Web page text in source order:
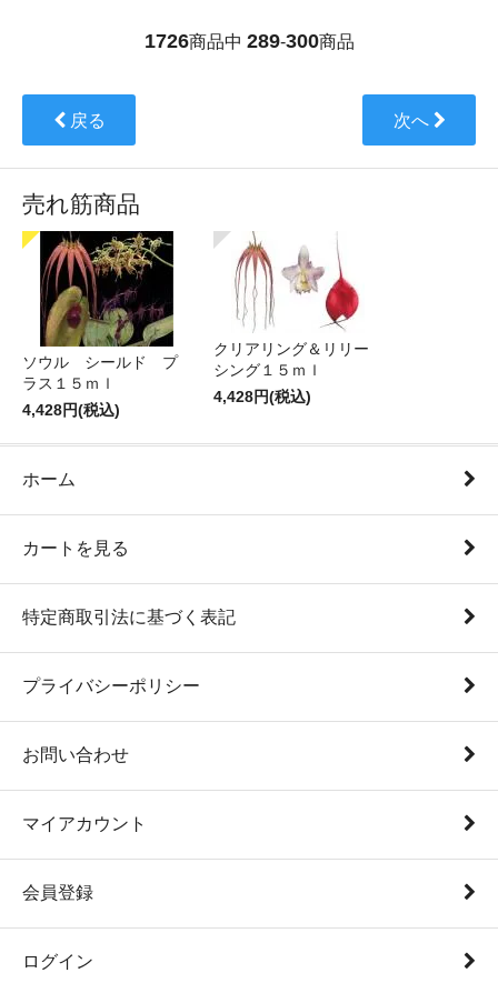
1726商品中 289-300商品
戻る 次へ
売れ筋商品
ソウル シールド プ
ラス１５ｍｌ
4,428円(税込)
クリアリング＆リリー
シング１５ｍｌ
4,428円(税込)
ホーム
カートを見る
特定商取引法に基づく表記
プライバシーポリシー
お問い合わせ
マイアカウント
会員登録
ログイン